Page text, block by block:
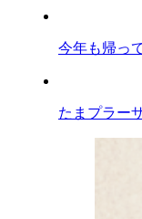
今年も帰っ
たまプラー